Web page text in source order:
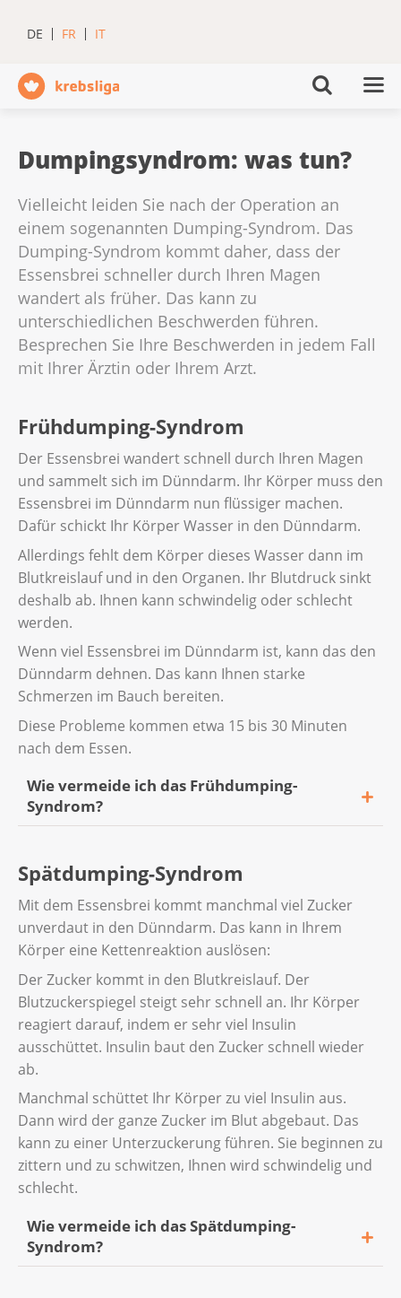
DE FR IT
Dumpingsyndrom: was tun?
Vielleicht leiden Sie nach der Operation an
einem sogenannten Dumping-Syndrom. Das
Dumping-Syndrom kommt daher, dass der
Essensbrei schneller durch Ihren Magen
wandert als früher. Das kann zu
unterschiedlichen Beschwerden führen.
Besprechen Sie Ihre Beschwerden in jedem Fall
mit Ihrer Ärztin oder Ihrem Arzt.
Frühdumping-Syndrom
Der Essensbrei wandert schnell durch Ihren Magen
und sammelt sich im Dünndarm. Ihr Körper muss den
Essensbrei im Dünndarm nun flüssiger machen.
Dafür schickt Ihr Körper Wasser in den Dünndarm.
Allerdings fehlt dem Körper dieses Wasser dann im
Blutkreislauf und in den Organen. Ihr Blutdruck sinkt
deshalb ab. Ihnen kann schwindelig oder schlecht
werden.
Wenn viel Essensbrei im Dünndarm ist, kann das den
Dünndarm dehnen. Das kann Ihnen starke
Schmerzen im Bauch bereiten.
Diese Probleme kommen etwa 15 bis 30 Minuten
nach dem Essen.
Wie vermeide ich das Frühdumping-
Syndrom?
verteilt kleine Mahlzeiten.
Essen Sie keine salzigen Snacks (Chips,
Salznüsse) und stark gezuckerte Speisen
(Sorbet, gezuckerte Getränke, Caramel).
Legen Sie sich nach dem Essen für eine
halbe Stunde hin oder essen Sie im
Liegen.
dem Essen. Aber trinken Sie nicht zum
Essen.
Essen Sie langsam und kauen Sie gut.
Spätdumping-Syndrom
Mit dem Essensbrei kommt manchmal viel Zucker
unverdaut in den Dünndarm. Das kann in Ihrem
Körper eine Kettenreaktion auslösen:
Der Zucker kommt in den Blutkreislauf. Der
Blutzuckerspiegel steigt sehr schnell an. Ihr Körper
reagiert darauf, indem er sehr viel Insulin
ausschüttet. Insulin baut den Zucker schnell wieder
ab.
Manchmal schüttet Ihr Körper zu viel Insulin aus.
Dann wird der ganze Zucker im Blut abgebaut. Das
kann zu einer Unterzuckerung führen. Sie beginnen zu
zittern und zu schwitzen, Ihnen wird schwindelig und
schlecht.
Wie vermeide ich das Spätdumping-
Syndrom?